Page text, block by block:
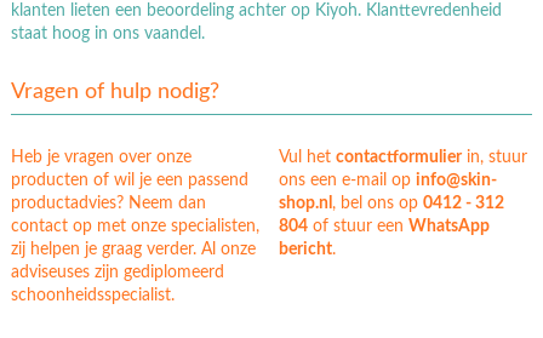
klanten lieten een beoordeling achter op Kiyoh. Klanttevredenheid
staat hoog in ons vaandel.
Vragen of hulp nodig?
Heb je vragen over onze
producten of wil je een passend
productadvies? Neem dan
contact op met onze specialisten,
zij helpen je graag verder. Al onze
adviseuses zijn gediplomeerd
schoonheidsspecialist.
Vul hetcontactformulierin, stuur
ons een e-mail op info@skin-
shop.nl, bel ons op0412 - 312
804 of stuur eenWhatsApp
bericht.